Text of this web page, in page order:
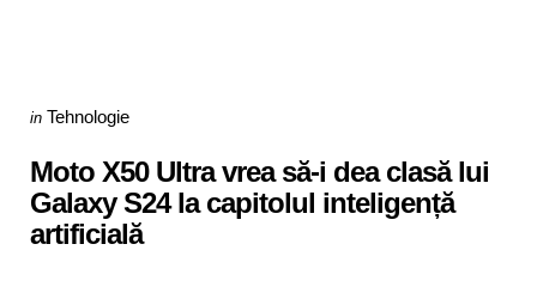
Categories
Posted
in Tehnologie
Moto X50 Ultra vrea să-i dea clasă lui
Galaxy S24 la capitolul inteligență
artificială